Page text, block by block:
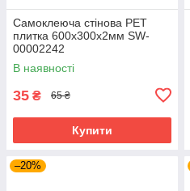
Самоклеюча стінова PET
плитка 600х300х2мм SW-
00002242
В наявності
35 ₴ 65 ₴
Купити
–20%